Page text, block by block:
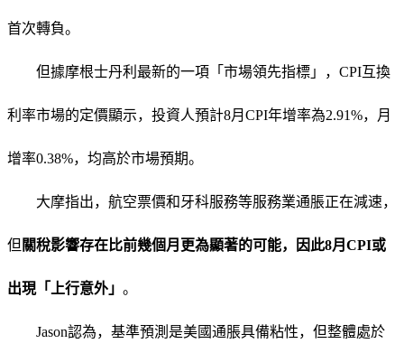
首次轉負。
但據摩根士丹利最新的一項「市場領先指標」，CPI互換
利率市場的定價顯示，投資人預計8月CPI年增率為2.91%，月
增率0.38%，均高於市場預期。
大摩指出，航空票價和牙科服務等服務業通脹正在減速，
但 關稅影響存在比前幾個月更為顯著的可能，因此8月CPI或
出現「上行意外」 。
Jason認為，基準預測是美國通脹具備粘性，但整體處於